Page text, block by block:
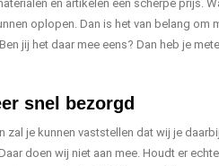
en artikelen een scherpe prijs.
oplopen. Dan is het van belang
jij het daar mee eens? Dan heb je
snel bezorgd
zal je kunnen vaststellen dat wij je
doen wij niet aan mee. Houdt er